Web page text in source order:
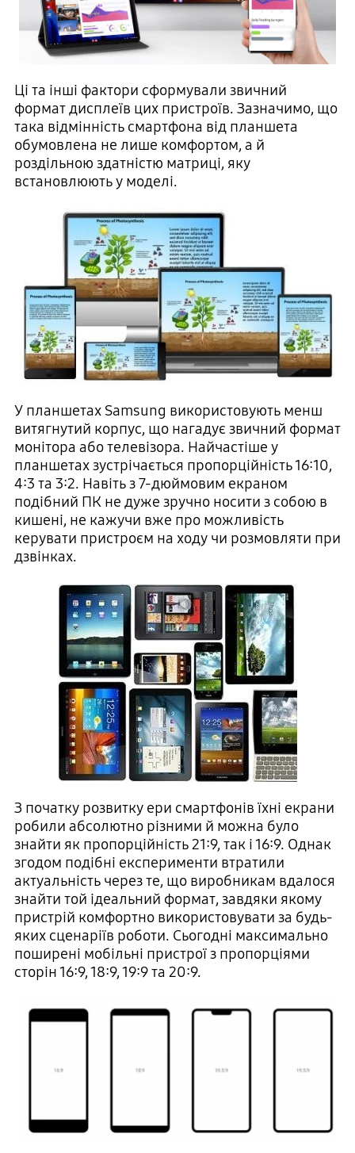
Ці та інші фактори сформували звичний
формат дисплеїв цих пристроїв. Зазначимо, що
така відмінність смартфона від планшета
обумовлена ​​не лише комфортом, а й
роздільною здатністю матриці, яку
встановлюють у моделі.
У планшетах Samsung використовують менш
витягнутий корпус, що нагадує звичний формат
монітора або телевізора. Найчастіше у
планшетах зустрічається пропорційність 16:10,
4:3 та 3:2. Навіть з 7-дюймовим екраном
подібний ПК не дуже зручно носити з собою в
кишені, не кажучи вже про можливість
керувати пристроєм на ходу чи розмовляти при
дзвінках.
З початку розвитку ери смартфонів їхні екрани
робили абсолютно різними й можна було
знайти як пропорційність 21:9, так і 16:9. Однак
згодом подібні експерименти втратили
актуальність через те, що виробникам вдалося
знайти той ідеальний формат, завдяки якому
пристрій комфортно використовувати за будь-
яких сценаріїв роботи. Сьогодні максимально
поширені мобільні пристрої з пропорціями
сторін 16:9, 18:9, 19:9 та 20:9.